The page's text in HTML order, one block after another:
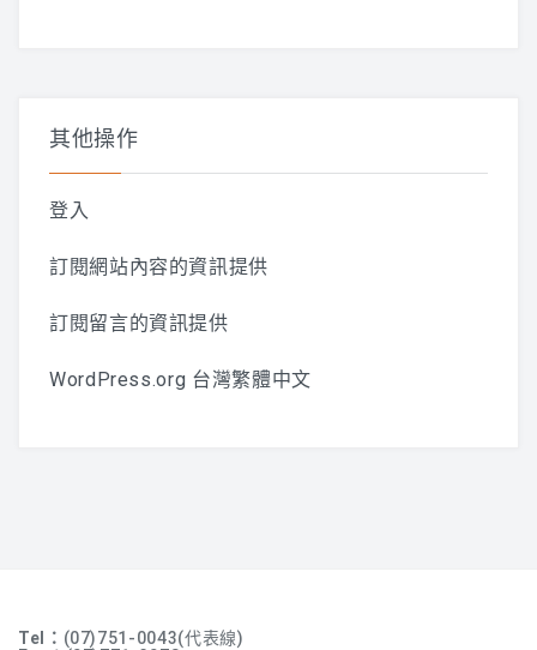
其他操作
登入
訂閱網站內容的資訊提供
訂閱留言的資訊提供
WordPress.org 台灣繁體中文
Tel： (07)751-0043(代表線)